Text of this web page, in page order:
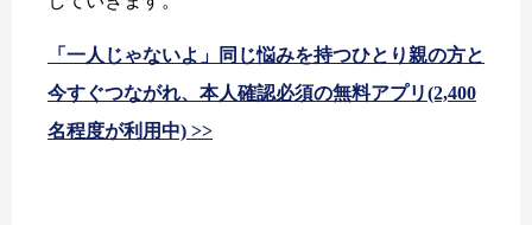
「一人じゃないよ」同じ悩みを持つひとり親の方と
今すぐつながれ、本人確認必須の無料アプリ(2,400
名程度が利用中) >>